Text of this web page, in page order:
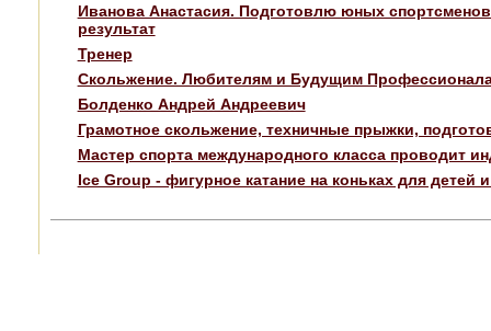
Иванова Анастасия. Подготовлю юных
результат
Тренер
Скольжение. Любителям и Будущим
Болденко Андрей Андреевич
Грамотное скольжение, техничные прыжки,
Мастер спорта международного класса проводит
Ice Group - фигурное катание на коньках для детей